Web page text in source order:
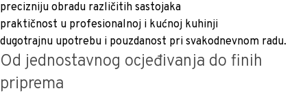
precizniju obradu različitih sastojaka
praktičnost u profesionalnoj i kućnoj kuhinji
dugotrajnu upotrebu i pouzdanost pri svakodnevnom radu.
Od jednostavnog ocjeđivanja do finih
priprema